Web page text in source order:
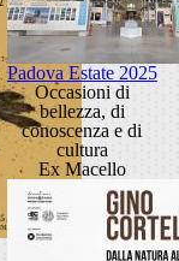
Padova Estate 2025
Occasioni di
bellezza, di
conoscenza e di
cultura
Ex Macello